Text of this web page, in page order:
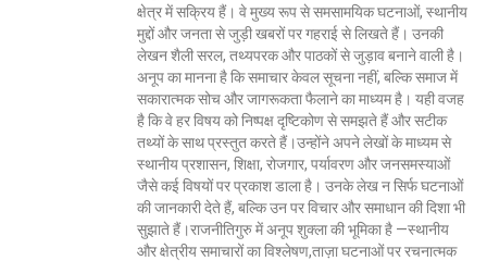
क्षेत्र में सक्रिय हैं। वे मुख्य रूप से समसामयिक घटनाओं, स्थानीय
मुद्दों और जनता से जुड़ी खबरों पर गहराई से लिखते हैं। उनकी
लेखन शैली सरल, तथ्यपरक और पाठकों से जुड़ाव बनाने वाली है।
अनूप का मानना है कि समाचार केवल सूचना नहीं, बल्कि समाज में
सकारात्मक सोच और जागरूकता फैलाने का माध्यम है। यही वजह
है कि वे हर विषय को निष्पक्ष दृष्टिकोण से समझते हैं और सटीक
तथ्यों के साथ प्रस्तुत करते हैं।उन्होंने अपने लेखों के माध्यम से
स्थानीय प्रशासन, शिक्षा, रोजगार, पर्यावरण और जनसमस्याओं
जैसे कई विषयों पर प्रकाश डाला है। उनके लेख न सिर्फ घटनाओं
की जानकारी देते हैं, बल्कि उन पर विचार और समाधान की दिशा भी
सुझाते हैं।राजनीतिगुरु में अनूप शुक्ला की भूमिका है —स्थानीय
और क्षेत्रीय समाचारों का विश्लेषण,ताज़ा घटनाओं पर रचनात्मक